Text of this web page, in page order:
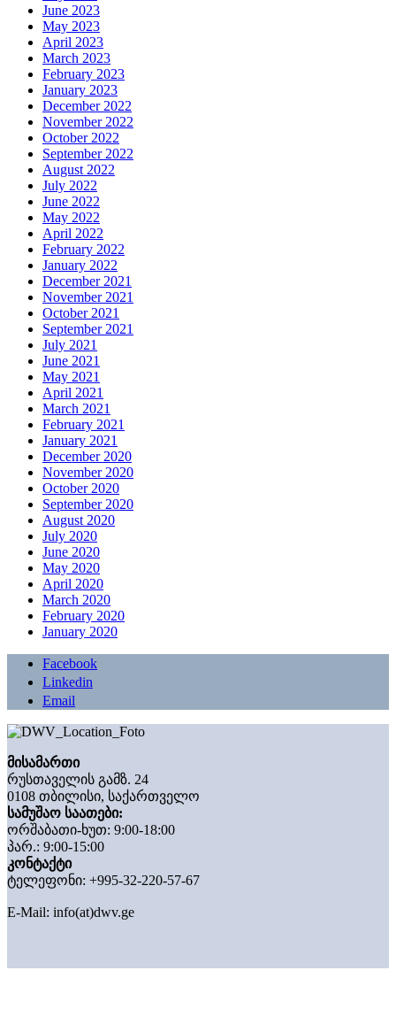
June 2023
May 2023
April 2023
March 2023
February 2023
January 2023
December 2022
November 2022
October 2022
September 2022
August 2022
July 2022
June 2022
May 2022
April 2022
February 2022
January 2022
December 2021
November 2021
October 2021
September 2021
July 2021
June 2021
May 2021
April 2021
March 2021
February 2021
January 2021
December 2020
November 2020
October 2020
September 2020
August 2020
July 2020
June 2020
May 2020
April 2020
March 2020
February 2020
January 2020
Facebook
Linkedin
Email
მისამართი
რუსთაველის გამზ. 24
0108 თბილისი, საქართველო
სამუშაო საათები:
ორშაბათი-ხუთ: 9:00-18:00
პარ.: 9:00-15:00
კონტაქტი
ტელეფონი: +995-32-220-57-67
E-Mail: info(at)dwv.ge